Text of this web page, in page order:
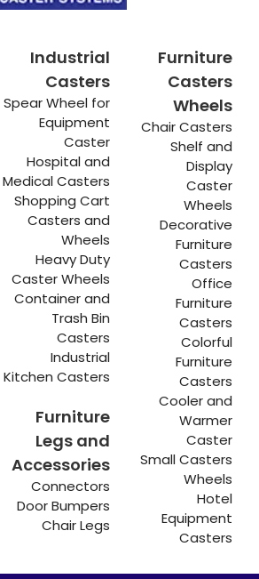
Furniture
Casters
Wheels
Chair Casters
Shelf and
Display
Caster
Wheels
Decorative
Furniture
Casters
Office
Furniture
Casters
Colorful
Furniture
Casters
Cooler and
Warmer
Caster
Small Casters
Wheels
Hotel
Equipment
Casters
Industrial
Casters
Spear Wheel for
Equipment
Caster
Hospital and
Medical Casters
Shopping Cart
Casters and
Wheels
Heavy Duty
Caster Wheels
Container and
Trash Bin
Casters
Industrial
Kitchen Casters
Furniture
Legs and
Accessories
Connectors
Door Bumpers
Chair Legs